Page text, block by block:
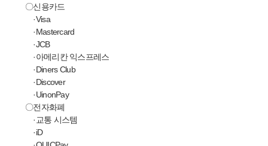
〇신용카드
·Visa
·Mastercard
·JCB
·아메리칸 익스프레스
·Diners Club
·Discover
·UinonPay
〇전자화폐
·교통 시스템
·iD